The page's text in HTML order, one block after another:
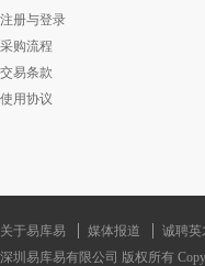
注册与登录
采购流程
交易条款
使用协议
关于易库易 媒体报道 诚聘英
深圳易库易有限公司 版权所有